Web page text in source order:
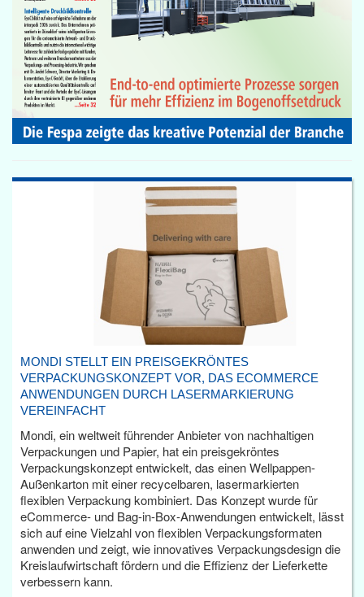
MONDI STELLT EIN PREISGEKRÖNTES
VERPACKUNGSKONZEPT VOR, DAS ECOMMERCE
ANWENDUNGEN DURCH LASERMARKIERUNG
VEREINFACHT
Mondi, ein weltweit führender Anbieter von nachhaltigen
Verpackungen und Papier, hat ein preisgekröntes
Verpackungskonzept entwickelt, das einen Wellpappen-
Außenkarton mit einer recycelbaren, lasermarkierten
flexiblen Verpackung kombiniert. Das Konzept wurde für
eCommerce- und Bag-in-Box-Anwendungen entwickelt, lässt
sich auf eine Vielzahl von flexiblen Verpackungsformaten
anwenden und zeigt, wie innovatives Verpackungsdesign die
Kreislaufwirtschaft fördern und die Effizienz der Lieferkette
verbessern kann.